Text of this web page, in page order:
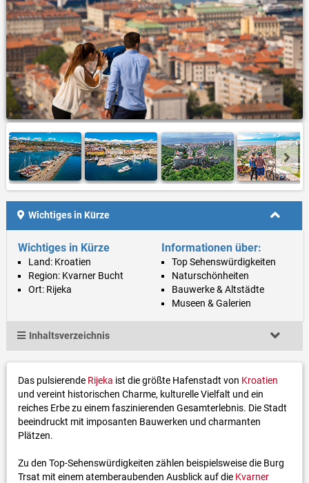
Wichtiges in Kürze
Wichtiges in Kürze
Land: Kroatien
Region: Kvarner Bucht
Ort: Rijeka
Informationen über:
Top Sehenswürdigkeiten
Naturschönheiten
Bauwerke & Altstädte
Museen & Galerien
Inhaltsverzeichnis
Das pulsierende Rijeka ist die größte Hafenstadt von Kroatien
und vereint historischen Charme, kulturelle Vielfalt und ein
reiches Erbe zu einem faszinierenden Gesamterlebnis. Die Stadt
beeindruckt mit imposanten Bauwerken und charmanten
Plätzen.
Zu den Top-Sehenswürdigkeiten zählen beispielsweise die Burg
Trsat mit einem atemberaubenden Ausblick auf die Kvarner